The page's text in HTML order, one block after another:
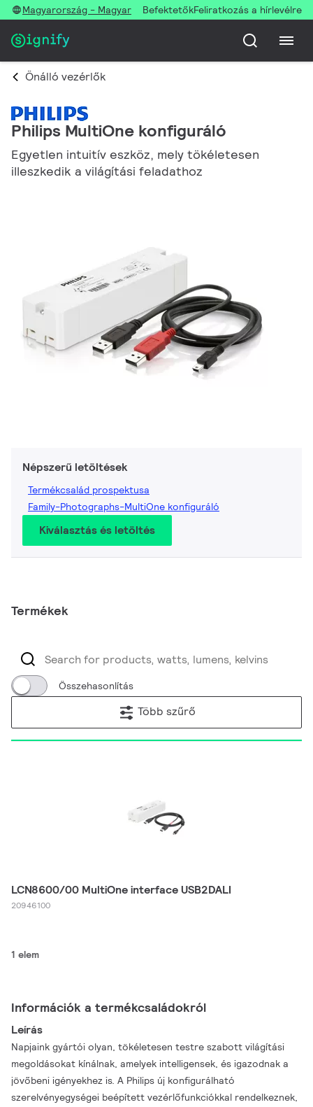
Magyarország - Magyar BefektetőkFeliratkozás a hírlevélre
Önálló vezérlők
Philips MultiOne konfiguráló
Egyetlen intuitív eszköz, mely tökéletesen
illeszkedik a világítási feladathoz
Népszerű letöltések
Termékcsalád prospektusa
Family-Photographs-MultiOne konfiguráló
Kiválasztás és letöltés
Termékek
Összehasonlítás
Több szűrő
LCN8600/00 MultiOne interface USB2DALI
20946100
1 elem
Információk a termékcsaládokról
Leírás
Napjaink gyártói olyan, tökéletesen testre szabott világítási
megoldásokat kínálnak, amelyek intelligensek, és igazodnak a
jövőbeni igényekhez is. A Philips új konfigurálható
szerelvényegységei beépített vezérlőfunkciókkal rendelkeznek,